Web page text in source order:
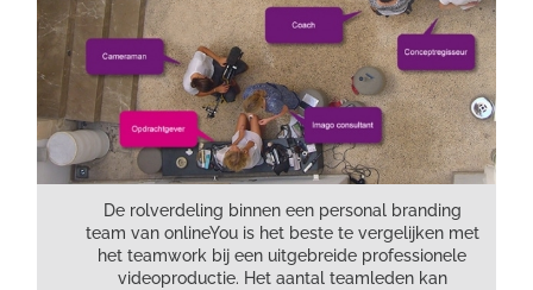
De rolverdeling binnen een personal branding
team van onlineYou is het beste te vergelijken met
het teamwork bij een uitgebreide professionele
videoproductie. Het aantal teamleden kan